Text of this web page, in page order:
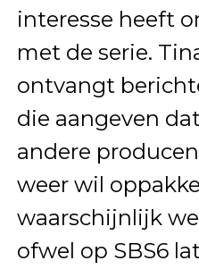
interesse heeft
met de serie.
ontvangt
die aangeven
andere
weer wil
waarschijnlijk
ofwel op SBS6